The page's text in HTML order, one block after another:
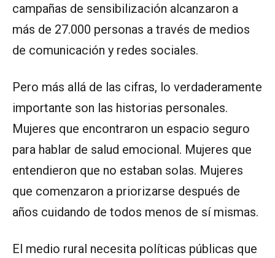
campañas de sensibilización alcanzaron a
más de 27.000 personas a través de medios
de comunicación y redes sociales.
Pero más allá de las cifras, lo verdaderamente
importante son las historias personales.
Mujeres que encontraron un espacio seguro
para hablar de salud emocional. Mujeres que
entendieron que no estaban solas. Mujeres
que comenzaron a priorizarse después de
años cuidando de todos menos de sí mismas.
El medio rural necesita políticas públicas que